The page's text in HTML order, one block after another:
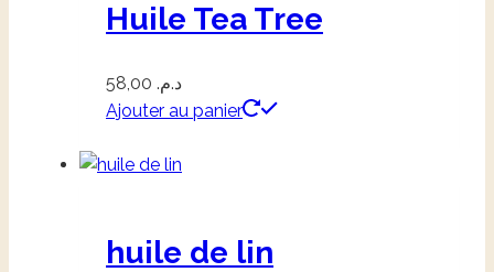
Huile Tea Tree
د.م.
Ajouter au panier
huile de lin